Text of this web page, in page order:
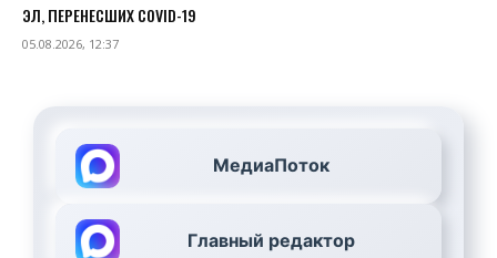
ЭЛ, ПЕРЕНЕСШИХ COVID-19
05.08.2026, 12:37
МедиаПоток
Главный редактор